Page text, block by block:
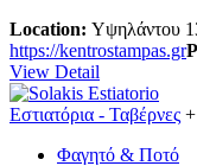
Location: Υψηλάντου
https://kentrostampas.gr
View Detail
Εστιατόρια - Ταβέρνες +
Φαγητό & Ποτό